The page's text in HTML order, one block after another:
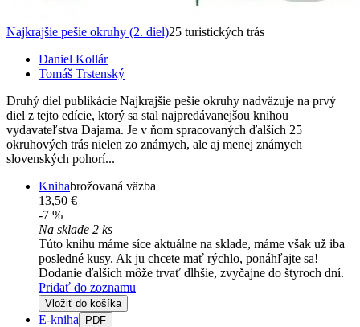
Najkrajšie pešie okruhy (2. diel)25 turistických trás
Daniel Kollár
Tomáš Trstenský
Druhý diel publikácie Najkrajšie pešie okruhy nadväzuje na prvý
diel z tejto edície, ktorý sa stal najpredávanejšou knihou
vydavateľstva Dajama. Je v ňom spracovaných ďalších 25
okruhových trás nielen zo známych, ale aj menej známych
slovenských pohorí...
Knihabrožovaná väzba
13,50 €
-7 %
Na sklade 2 ks
Túto knihu máme síce aktuálne na sklade, máme však už iba
posledné kusy. Ak ju chcete mať rýchlo, ponáhľajte sa!
Dodanie ďalších môže trvať dlhšie, zvyčajne do štyroch dní.
Pridať do zoznamu
Vložiť do košíka
E-kniha PDF